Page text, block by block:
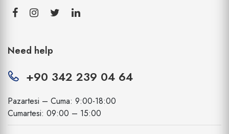
Need help
+90 342 239 04 64
Pazartesi – Cuma: 9:00-18:00
Cumartesi: 09:00 – 15:00